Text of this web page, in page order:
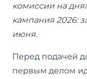
комиссии на
кампания 2026:
июня.
Перед подачей
первым делом